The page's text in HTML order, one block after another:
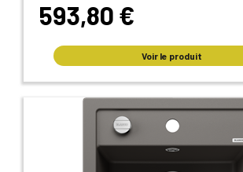
593,80 €
Voir le produit